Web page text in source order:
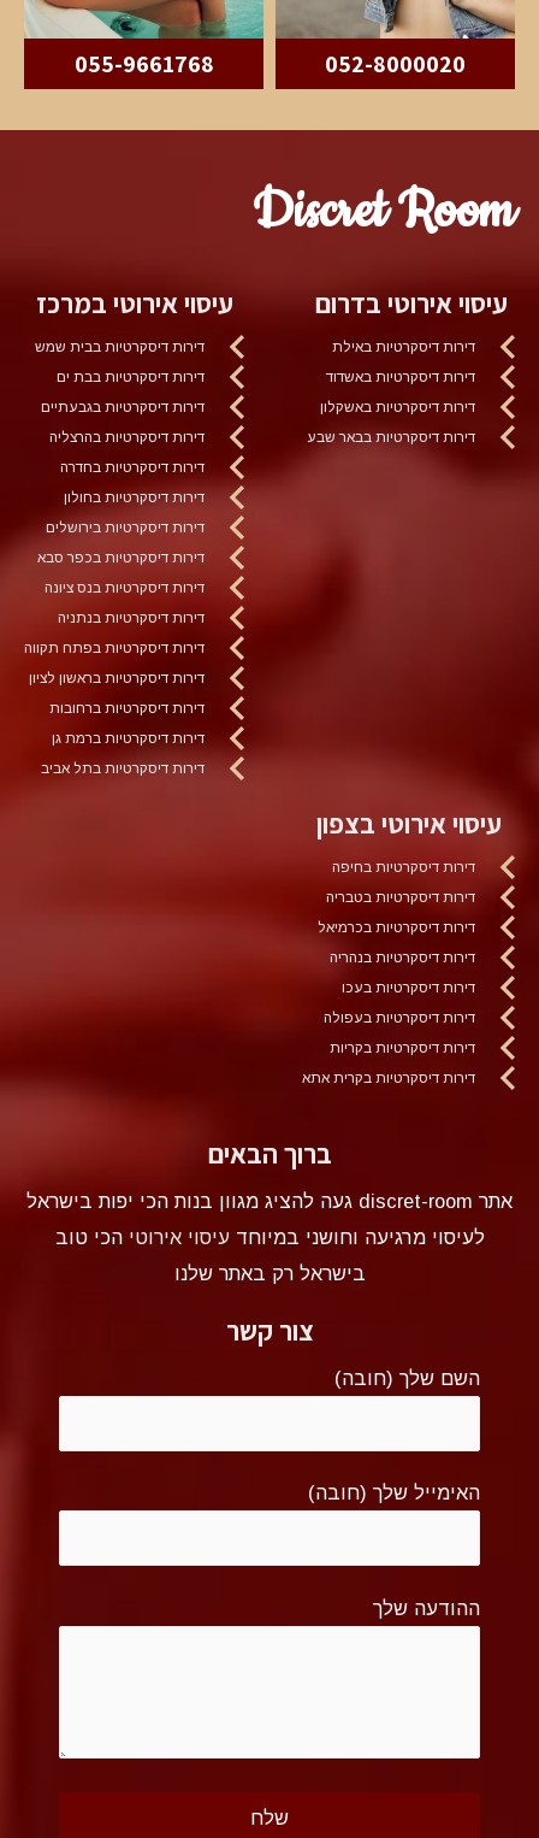
052-8000020
055-9661768
Discret Room
עיסוי אירוטי בדרום
דירות דיסקרטיות באילת
דירות דיסקרטיות באשדוד
דירות דיסקרטיות באשקלון
דירות דיסקרטיות בבאר שבע
עיסוי אירוטי במרכז
דירות דיסקרטיות בבית שמש
דירות דיסקרטיות בבת ים
דירות דיסקרטיות בגבעתיים
דירות דיסקרטיות בהרצליה
דירות דיסקרטיות בחדרה
דירות דיסקרטיות בחולון
דירות דיסקרטיות בירושלים
דירות דיסקרטיות בכפר סבא
דירות דיסקרטיות בנס ציונה
דירות דיסקרטיות בנתניה
דירות דיסקרטיות בפתח תקווה
דירות דיסקרטיות בראשון לציון
דירות דיסקרטיות ברחובות
דירות דיסקרטיות ברמת גן
דירות דיסקרטיות בתל אביב
עיסוי אירוטי בצפון
דירות דיסקרטיות בחיפה
דירות דיסקרטיות בטבריה
דירות דיסקרטיות בכרמיאל
דירות דיסקרטיות בנהריה
דירות דיסקרטיות בעכו
דירות דיסקרטיות בעפולה
דירות דיסקרטיות בקריות
דירות דיסקרטיות בקרית אתא
ברוך הבאים
אתר discret-room געה להציג מגוון בנות הכי יפות בישראל
לעיסוי מרגיעה וחושני במיוחדעיסוי אירוטי הכי טוב
בישראל רק באתר שלנו
צור קשר
השם שלך (חובה)
האימייל שלך (חובה)
ההודעה שלך